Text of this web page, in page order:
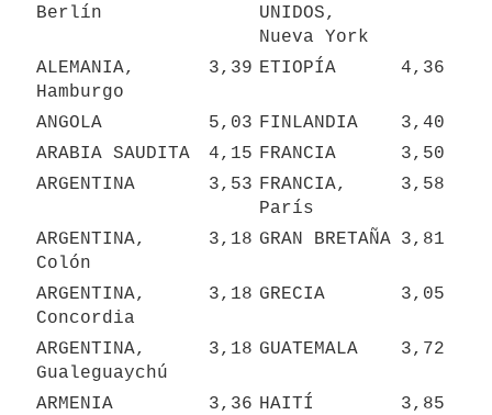
Berlín
UNIDOS,
Nueva York
ALEMANIA,
Hamburgo
3,39 ETIOPÍA 4,36
ANGOLA 5,03 FINLANDIA
3,40
ARABIA SAUDITA
4,15 FRANCIA
3,50
ARGENTINA
3,53 FRANCIA,
París
3,58
ARGENTINA,
Colón
3,18 GRAN BRETAÑA 3,81
ARGENTINA,
Concordia
3,18 GRECIA 3,05
ARGENTINA,
Gualeguaychú
3,18 GUATEMALA 3,72
ARMENIA 3,36 HAITÍ
3,85